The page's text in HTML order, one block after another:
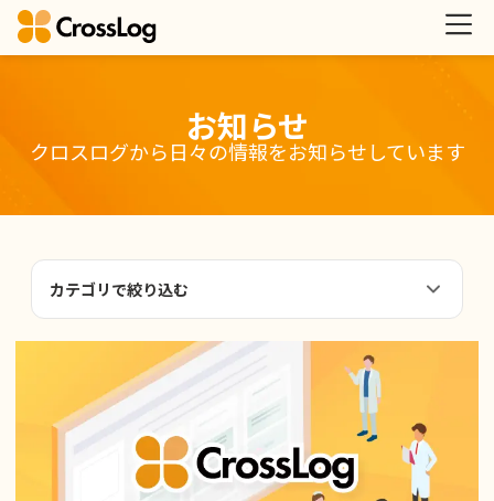
お知らせ
クロスログから日々の情報をお知らせしています
カテゴリで絞り込む